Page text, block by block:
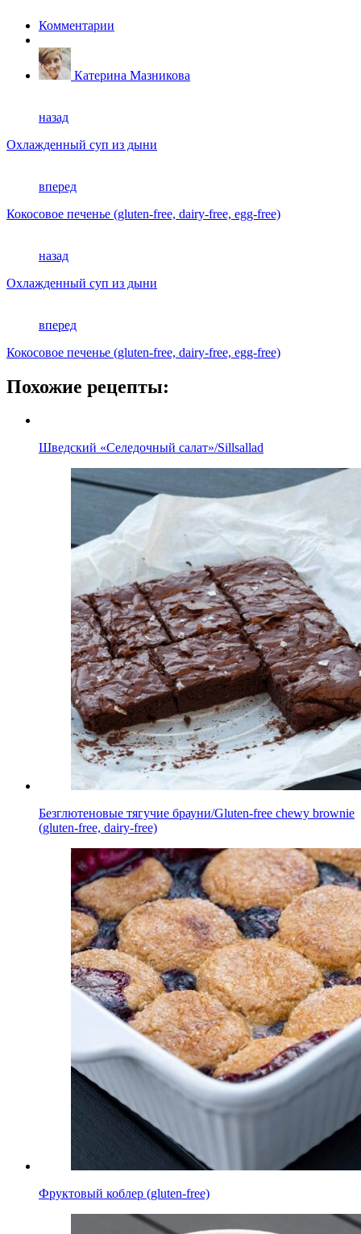
Комментарии
Катерина Мазникова
назад
Охлажденный суп из дыни
вперед
Кокосовое печенье (gluten-free, dairy-free, egg-free)
назад
Охлажденный суп из дыни
вперед
Кокосовое печенье (gluten-free, dairy-free, egg-free)
Похожие рецепты:
Шведский «Селедочный салат»/Sillsallad
Безглютеновые тягучие брауни/Gluten-free chewy brownie
(gluten-free, dairy-free)
Фруктовый коблер (gluten-free)